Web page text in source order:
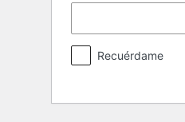
Recuérdame